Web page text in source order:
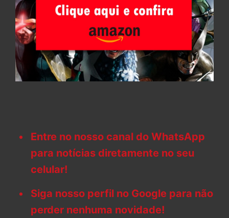
Entre no nosso canal do WhatsApp
para notícias diretamente no seu
celular!
Siga nosso perfil no Google para não
perder nenhuma novidade!